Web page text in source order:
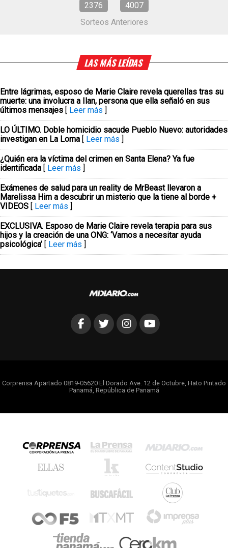
2376
4007
Sorteos Anteriores
LAS MÁS LEÍDAS
Entre lágrimas, esposo de Marie Claire revela querellas tras su
muerte: una involucra a Ilan, persona que ella señaló en sus
últimos mensajes [ Leer más ]
LO ÚLTIMO. Doble homicidio sacude Pueblo Nuevo: autoridades
investigan en La Loma [ Leer más ]
¿Quién era la víctima del crimen en Santa Elena? Ya fue
identificada [ Leer más ]
Exámenes de salud para un reality de MrBeast llevaron a
Marelissa Him a descubrir un misterio que la tiene al borde +
VIDEOS [ Leer más ]
EXCLUSIVA. Esposo de Marie Claire revela terapia para sus
hijos y la creación de una ONG: ‘Vamos a necesitar ayuda
psicológica’ [ Leer más ]
Corprensa Apartado 0819-05620 El Dorado Ave. 12 de Octubre, Hato Pintado
Panamá, República de Panamá